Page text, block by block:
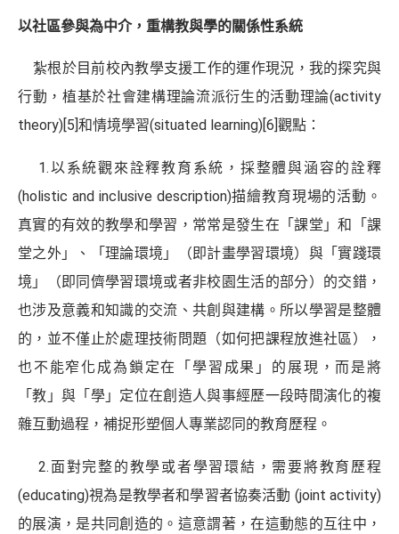
以社區參與為中介，重構教與學的關係性系統
紮根於目前校內教學支援工作的運作現況，我的探究與
行動，植基於社會建構理論流派衍生的活動理論(activity
theory) [5] 和情境學習(situated learning) [6] 觀點：
1.以系統觀來詮釋教育系統，採整體與涵容的詮釋
(holistic and inclusive description)描繪教育現場的活動。
真實的有效的教學和學習，常常是發生在「課堂」和「課
堂之外」、「理論環境」（即計畫學習環境）與「實踐環
境」（即同儕學習環境或者非校園生活的部分）的交錯，
也涉及意義和知識的交流、共創與建構。所以學習是整體
的，並不僅止於處理技術問題（如何把課程放進社區），
也不能窄化成為鎖定在「學習成果」的展現，而是將
「教」與「學」定位在創造人與事經歷一段時間演化的複
雜互動過程，補捉形塑個人專業認同的教育歷程。
2.面對完整的教學或者學習環結，需要將教育歷程
(educating)視為是教學者和學習者協奏活動 (joint activity)
的展演，是共同創造的。這意謂著，在這動態的互往中，